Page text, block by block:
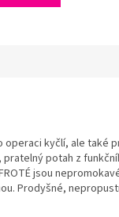
operaci kyčlí, ale také
potah z
jsou
Prodyšné,